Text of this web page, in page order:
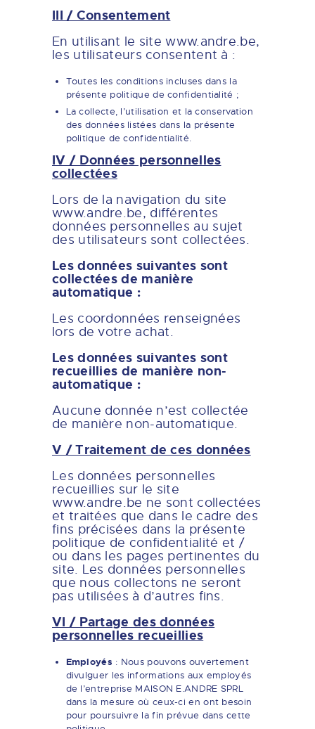
III / Consentement
En utilisant le site www.andre.be,
les utilisateurs consentent à :
Toutes les conditions incluses dans la
présente politique de confidentialité ;
La collecte, l’utilisation et la conservation
des données listées dans la présente
politique de confidentialité.
IV / Données personnelles
collectées
Lors de la navigation du site
www.andre.be, différentes
données personnelles au sujet
des utilisateurs sont collectées.
Les données suivantes sont
collectées de manière
automatique :
Les coordonnées renseignées
lors de votre achat.
Les données suivantes sont
recueillies de manière non-
automatique :
Aucune donnée n’est collectée
de manière non-automatique.
V / Traitement de ces données
Les données personnelles
recueillies sur le site
www.andre.be ne sont collectées
et traitées que dans le cadre des
fins précisées dans la présente
politique de confidentialité et /
ou dans les pages pertinentes du
site. Les données personnelles
que nous collectons ne seront
pas utilisées à d’autres fins.
VI / Partage des données
personnelles recueillies
Employés : Nous pouvons ouvertement
divulguer les informations aux employés
de l’entreprise MAISON E.ANDRE SPRL
dans la mesure où ceux-ci en ont besoin
pour poursuivre la fin prévue dans cette